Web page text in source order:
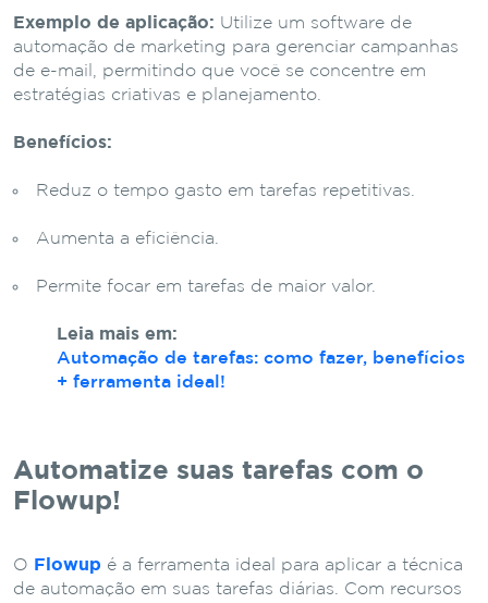
Exemplo de aplicação: Utilize um software de
automação de marketing para gerenciar campanhas
de e-mail, permitindo que você se concentre em
estratégias criativas e planejamento.
Benefícios:
Reduz o tempo gasto em tarefas repetitivas.
Aumenta a eficiência.
Permite focar em tarefas de maior valor.
Leia mais em:
Automação de tarefas: como fazer, benefícios
+ ferramenta ideal!
Automatize suas tarefas com o
Flowup!
O Flowup é a ferramenta ideal para aplicar a técnica
de automação em suas tarefas diárias. Com recursos